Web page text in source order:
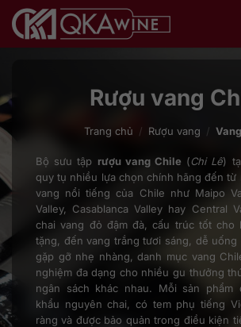
qua
Rượu vang
Trang chủ / Rượu vang /
Bộ sưu tập rượu vang Chile (Chi Lê)
quy tụ nhiều lựa chọn chính hãng đến từ
vang nổi tiếng của Chile như Maipo
Valley, Casablanca Valley hay Central
chai vang đỏ đậm đà, cấu trúc tốt cho
tặng, đến vang trắng tươi sáng, dễ
gặp gỡ nhẹ nhàng, danh mục vang
nghiệm đa dạng cho nhiều gu thưởng
ngân sách khác nhau. Mỗi sản phẩm
khẩu nguyên chai, có tem phụ tiếng
ràng và được bảo quản trong điều kiện